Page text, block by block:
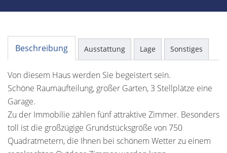
Beschreibung Ausstattung Lage Sonstiges
Von diesem Haus werden Sie begeistert sein.
Schöne Raumaufteilung, großer Garten, 3 Stellplätze eine
Garage.
Zu der Immobilie zählen fünf attraktive Zimmer. Besonders
toll ist die großzügige Grundstücksgröße von 750
Quadratmetern, die Ihnen bei schönem Wetter zu einem